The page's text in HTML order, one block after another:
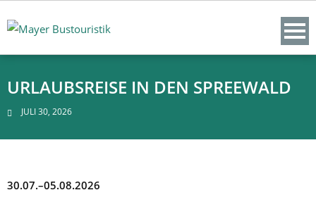
to
URLAUBSREISE IN DEN SPREEWALD
JULI 30, 2026
30.07.–05.08.2026